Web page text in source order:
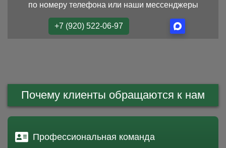
по номеру телефона или наши мессенджеры
+7 (920) 522-06-97
Почему клиенты обращаются к нам
Профессиональная команда